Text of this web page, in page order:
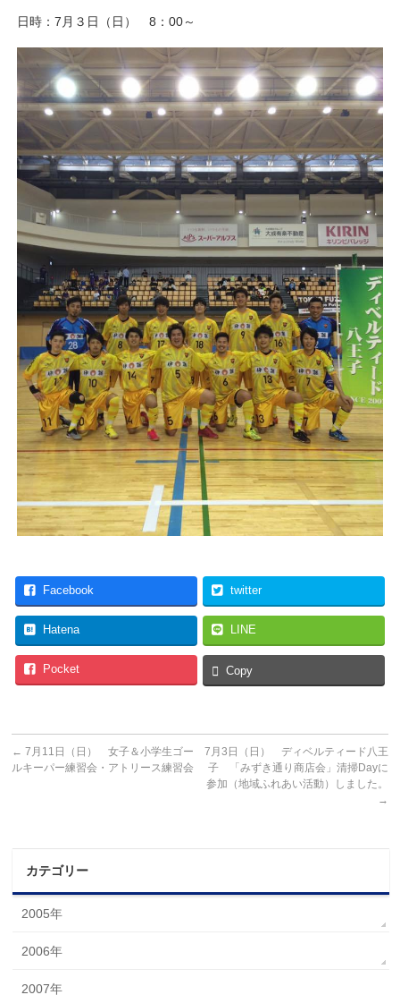
日時：7月３日（日） 8：00～
Facebook twitter
Hatena LINE
Pocket Copy
← 7月11日（日） 女子＆小学生ゴー
ルキーパー練習会・アトリース練習会
7月3日（日） ディベルティード八王
子 「みずき通り商店会」清掃Dayに
参加（地域ふれあい活動）しました。
→
カテゴリー
2005年
2006年
2007年